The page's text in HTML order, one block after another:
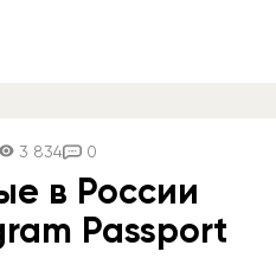
3 834 0
в России
Passport